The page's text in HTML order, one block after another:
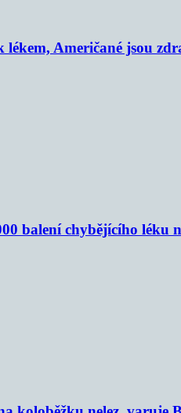
Američané jsou
balení chybějícího léku